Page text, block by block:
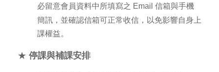
必留意會員資料中所填寫之 Email 信箱與手機
簡訊，並確認信箱可正常收信，以免影響自身上
課權益。
★ 停課與補課安排